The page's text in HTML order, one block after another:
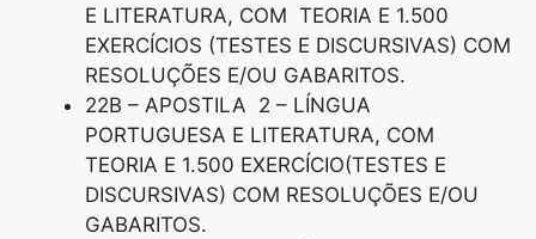
E LITERATURA, COM TEORIA E 1.500
EXERCÍCIOS (TESTES E DISCURSIVAS) COM
RESOLUÇÕES E/OU GABARITOS.
22B – APOSTILA 2 – LÍNGUA
PORTUGUESA E LITERATURA, COM
TEORIA E 1.500 EXERCÍCIO(TESTES E
DISCURSIVAS) COM RESOLUÇÕES E/OU
GABARITOS.